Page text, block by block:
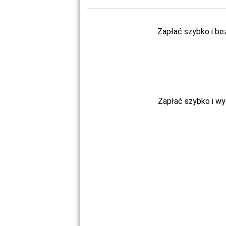
Zapłać szybko i
Zapłać szybko i